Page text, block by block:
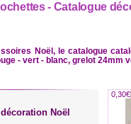
- Catalogue
Noël, le catalogue
- vert - blanc, grelot 24mm
Noël
0,30€